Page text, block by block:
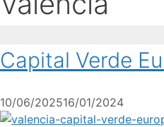
Capital Verde
10/06/202516/01/2024